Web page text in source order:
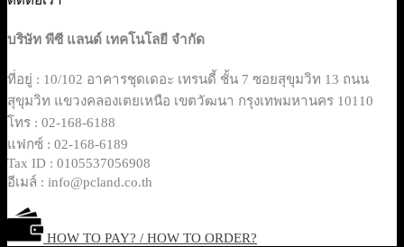
บริษัท พีซี แลนด์ เทคโนโลยี จำกัด
ที่อยู่ : 10/102 อาคารชุดเดอะ เทรนดี้ ชั้น 7 ซอยสุขุมวิท 13 ถนน
สุขุมวิท แขวงคลองเตยเหนือ เขตวัฒนา กรุงเทพมหานคร 10110
โทร : 02-168-6188
แฟกซ์ : 02-168-6189
Tax ID : 0105537056908
อีเมล์ : info@pcland.co.th
HOW TO PAY? / HOW TO ORDER?